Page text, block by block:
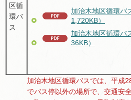
区循
環バ
ス
加治木地区循環バ
1,720KB）
加治木地区循環バ
36KB）
加治木地区循環バスでは、平成
でバス停以外の場所で、交通安